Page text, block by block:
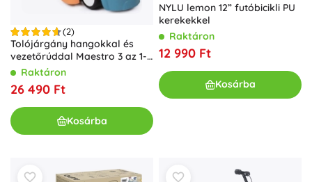
(2)
Tolójárgány hangokkal és
vezetőrúddal Maestro 3 az 1-
ben, kék
Raktáron
26 490 Ft
Kosárba
NYLU lemon 12” futóbicikli PU
kerekekkel
Raktáron
12 990 Ft
Kosárba